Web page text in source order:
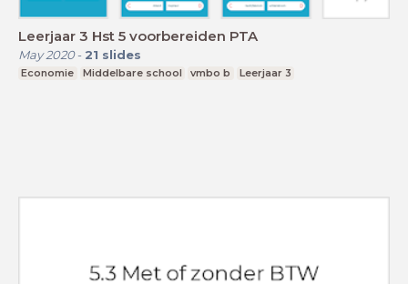
Leerjaar 3 Hst 5 voorbereiden PTA
May 2020- 21 slides
Economie Middelbare school vmbo b Leerjaar 3